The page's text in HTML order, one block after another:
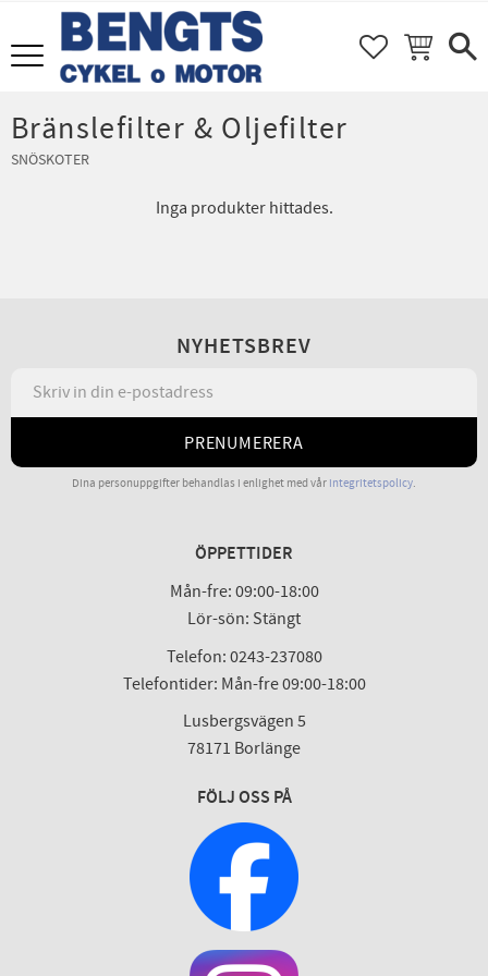
Meny FAVORITER
KUNDVAGN
Bränslefilter & Oljefilter
SNÖSKOTER
Inga produkter hittades.
NYHETSBREV
PRENUMERERA
Dina personuppgifter behandlas i enlighet med vår integritetspolicy.
ÖPPETTIDER
Mån-fre: 09:00-18:00
Lör-sön: Stängt
Telefon: 0243-237080
Telefontider: Mån-fre 09:00-18:00
Lusbergsvägen 5
78171 Borlänge
FÖLJ OSS PÅ